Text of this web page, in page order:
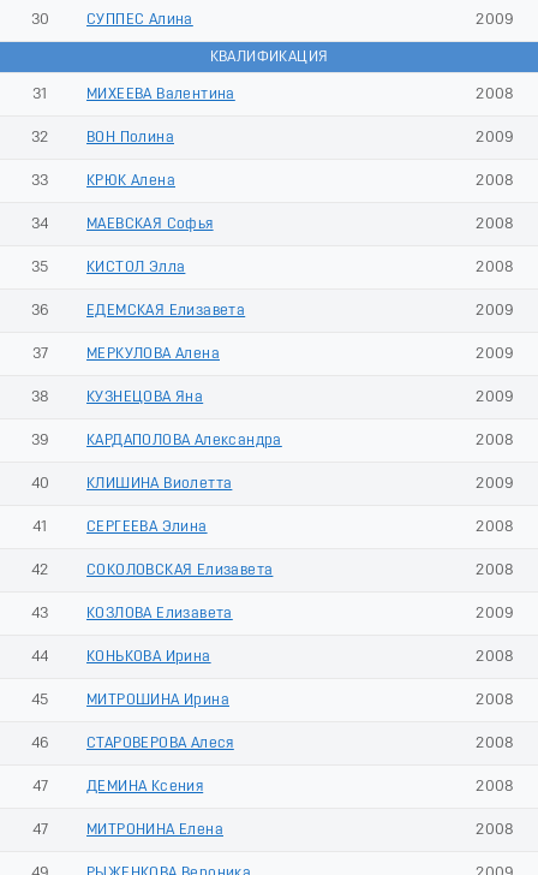
30 СУППЕС Алина 2009
КВАЛИФИКАЦИЯ
31 МИХЕЕВА Валентина 2008
32 ВОН Полина 2009
33 КРЮК Алена 2008
34 МАЕВСКАЯ Софья 2008
35 КИСТОЛ Элла 2008
36 ЕДЕМСКАЯ Елизавета 2009
37 МЕРКУЛОВА Алена 2009
38 КУЗНЕЦОВА Яна 2009
39 КАРДАПОЛОВА Александра 2008
40 КЛИШИНА Виолетта 2009
41 СЕРГЕЕВА Элина 2008
42 СОКОЛОВСКАЯ Елизавета 2008
43 КОЗЛОВА Елизавета 2009
44 КОНЬКОВА Ирина 2008
45 МИТРОШИНА Ирина 2008
46 СТАРОВЕРОВА Алеся 2008
47 ДЕМИНА Ксения 2008
47 МИТРОНИНА Елена 2008